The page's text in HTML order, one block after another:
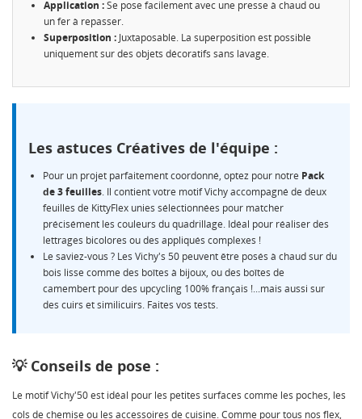
Application :Se pose facilement avec une presse à chaud ou
un fer à repasser.
Superposition : Juxtaposable. La superposition est possible
uniquement sur des objets décoratifs sans lavage.
Les astuces Créatives de l'équipe :
Pour un projet parfaitement coordonné, optez pour notre Pack
de 3 feuilles. Il contient votre motif Vichy accompagné de deux
feuilles de KittyFlex unies sélectionnées pour matcher
précisément les couleurs du quadrillage. Idéal pour réaliser des
lettrages bicolores ou des appliqués complexes !
Le saviez-vous ? Les Vichy's 50 peuvent être posés à chaud sur du
bois lisse comme des boîtes à bijoux, ou des boîtes de
camembert pour des upcycling 100% français !...mais aussi sur
des cuirs et similicuirs. Faites vos tests.
💡 Conseils de pose :
Le motif Vichy'50 est idéal pour les petites surfaces comme les poches, les
cols de chemise ou les accessoires de cuisine. Comme pour tous nos flex,
add_circle_outlineCréer une nouvelle liste
CRÉER UNE LISTE D'ENVIES
Annuler Créer une liste d'envies
CONNEXION
Annuler Connexion